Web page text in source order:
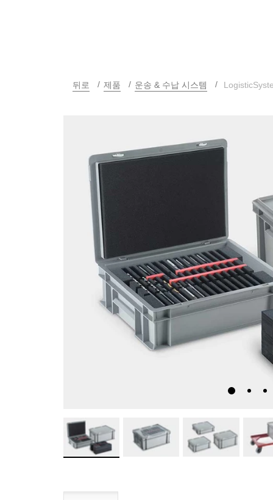
뒤로 제품 운송 & 수납 시스템